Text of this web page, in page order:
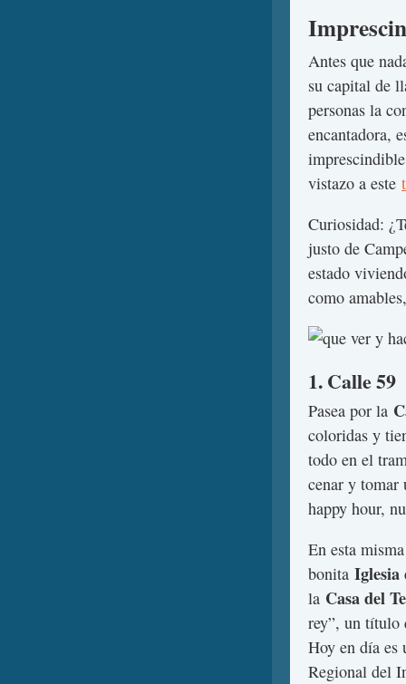
Antes que
su capital de
personas la
encantadora,
vistazo a este
Curiosidad:
justo de
estado
como
1. Calle 59
Pasea por la
coloridas y
todo en el
cenar y tomar
happy hour,
En esta
bonita Iglesia
la Casa del
rey”, un título
Hoy en día es
Regional del